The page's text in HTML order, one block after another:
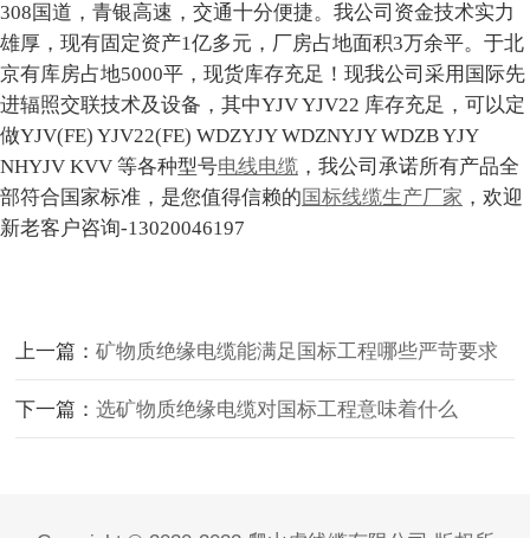
308国道，青银高速，交通十分便捷。我公司资金技术实力
雄厚，现有固定资产1亿多元，厂房占地面积3万余平。于北
京有库房占地5000平，现货库存充足！现我公司采用国际先
进辐照交联技术及设备，其中YJV YJV22 库存充足，可以定
做YJV(FE) YJV22(FE) WDZYJY WDZNYJY WDZB YJY
NHYJV KVV 等各种型号电线电缆 ，我公司承诺所有产品全
部符合国家标准，是您值得信赖的国标线缆生产厂家 ，欢迎
新老客户咨询-13020046197
上一篇：矿物质绝缘电缆能满足国标工程哪些严苛要求
下一篇：选矿物质绝缘电缆对国标工程意味着什么